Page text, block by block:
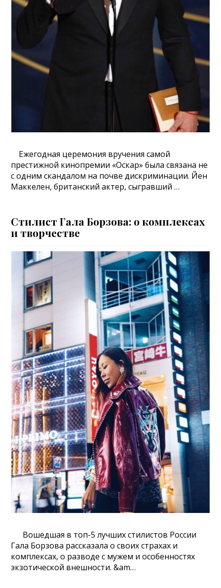
Ежегодная церемония вручения самой
престижной кинопремии «Оскар» была связана не
с одним скандалом на почве дискриминации. Йен
Маккелен, британский актер, сыгравший …
Стилист Гала Борзова: о комплексах
и творчестве
Вошедшая в топ-5 лучших стилистов России
Гала Борзова рассказала о своих страхах и
комплексах, о разводе с мужем и особенностях
экзотической внешности. &am…